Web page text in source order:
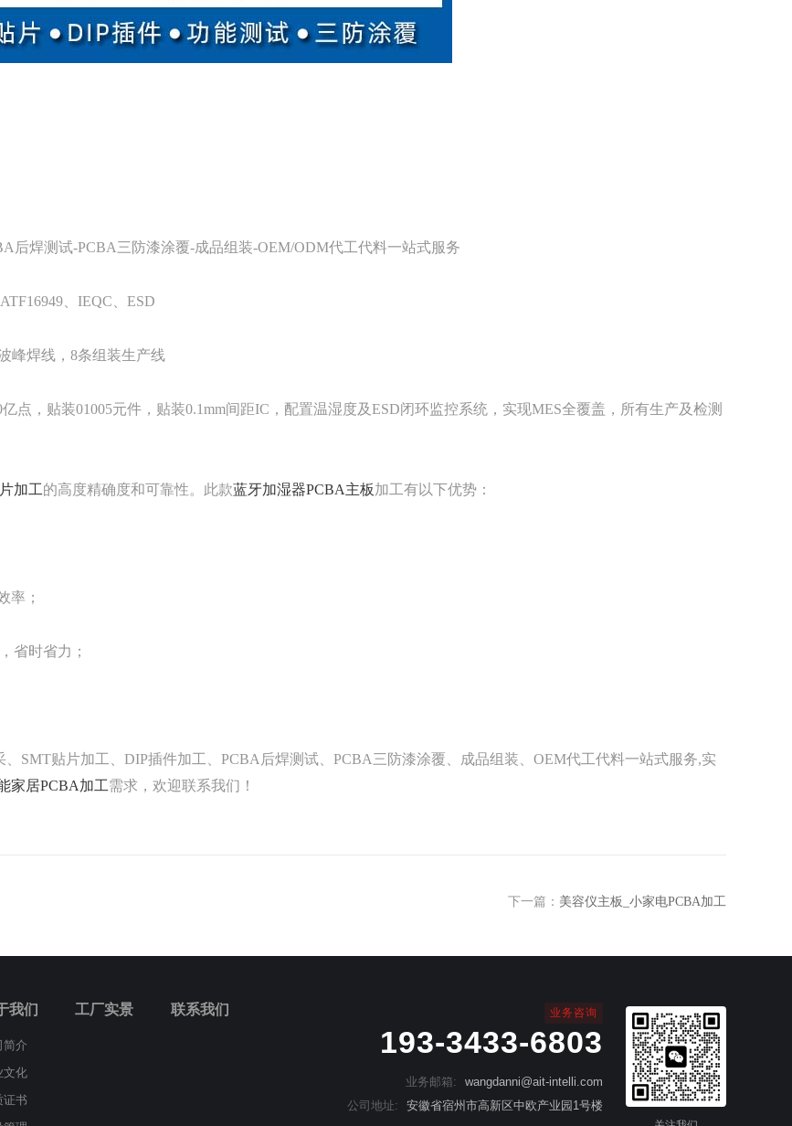
后焊测试-PCBA三防漆涂覆-成品组装-OEM/ODM代工代料一站式服务
、IEQC、ESD
峰焊线，8条组装生产线
点，贴装01005元件，贴装0.1mm间距IC，配置温湿度及ESD闭环监控系统，实现MES全覆盖，所有生产及检测
加工的高度精确度和可靠性。此款蓝牙加湿器PCBA主板加工有以下优势：
率；
省时省力；
SMT贴片加工、DIP插件加工、PCBA后焊测试、PCBA三防漆涂覆、成品组装、OEM代工代料一站式服务,实
家居PCBA加工需求，欢迎联系我们！
下一篇： 美容仪主板_小家电PCBA加工
我们
简介
文化
证书
工厂实景 联系我们 业务咨询
193-3433-6803
业务邮箱:
wangdanni@ait-intelli.com
公司地址:
安徽省宿州市高新区中欧产业园1号楼